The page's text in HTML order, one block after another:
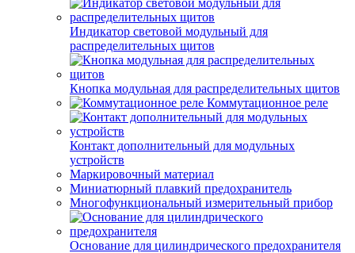
Индикатор световой модульный для
распределительных щитов
Кнопка модульная для распределительных щитов
Коммутационное реле
Контакт дополнительный для модульных
устройств
Маркировочный материал
Миниатюрный плавкий предохранитель
Многофункциональный измерительный прибор
Основание для цилиндрического предохранителя